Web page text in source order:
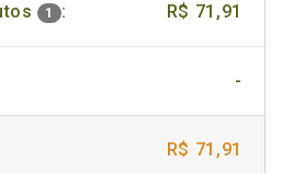
1 : R$ 71,91
-
R$ 71,91